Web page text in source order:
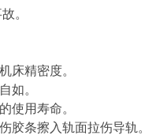
。
床精密度。
如。
使用寿命。
伤胶条擦入轨面拉伤导